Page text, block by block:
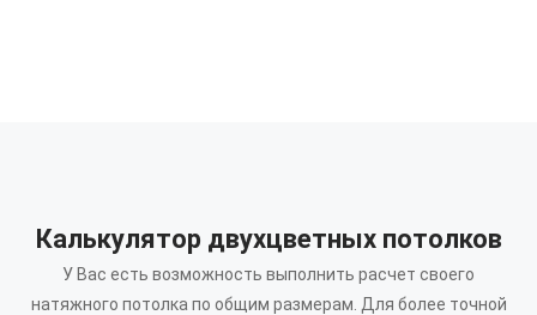
Калькулятор двухцветных потолков
У Вас есть возможность выполнить расчет своего
натяжного потолка по общим размерам. Для более точной